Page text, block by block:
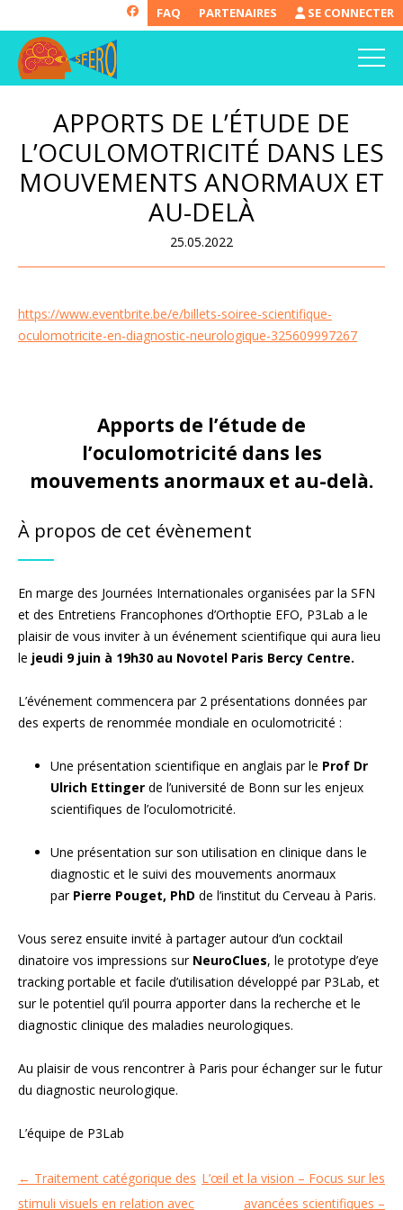
SE CONNECTER
PARTENAIRES
FAQ
APPORTS DE L’ÉTUDE DE
L’OCULOMOTRICITÉ DANS LES
MOUVEMENTS ANORMAUX ET
AU-DELÀ
25.05.2022
https://www.eventbrite.be/e/billets-soiree-scientifique-
oculomotricite-en-diagnostic-neurologique-325609997267
Apports de l’étude de
l’oculomotricité dans les
mouvements anormaux et au-delà.
À propos de cet évènement
En marge des Journées Internationales organisées par la SFN
et des Entretiens Francophones d’Orthoptie EFO, P3Lab a le
plaisir de vous inviter à un événement scientifique qui aura lieu
le jeudi 9 juin à 19h30 au Novotel Paris Bercy Centre.
L’événement commencera par 2 présentations données par
des experts de renommée mondiale en oculomotricité :
Une présentation scientifique en anglais par le Prof Dr
Ulrich Ettinger de l’université de Bonn sur les enjeux
scientifiques de l’oculomotricité.
Une présentation sur son utilisation en clinique dans le
diagnostic et le suivi des mouvements anormaux
par Pierre Pouget, PhD de l’institut du Cerveau à Paris.
Vous serez ensuite invité à partager autour d’un cocktail
dinatoire vos impressions sur NeuroClues, le prototype d’eye
tracking portable et facile d’utilisation développé par P3Lab, et
sur le potentiel qu’il pourra apporter dans la recherche et le
diagnostic clinique des maladies neurologiques.
Au plaisir de vous rencontrer à Paris pour échanger sur le futur
du diagnostic neurologique.
L’équipe de P3Lab
Navigation
← Traitement catégorique des
stimuli visuels en relation avec
L’œil et la vision – Focus sur les
avancées scientifiques –